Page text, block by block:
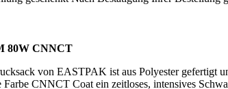
80W CNNCT
von EASTPAK ist aus Polyester gefertigt
Farbe CNNCT Coat ein zeitloses, intensives